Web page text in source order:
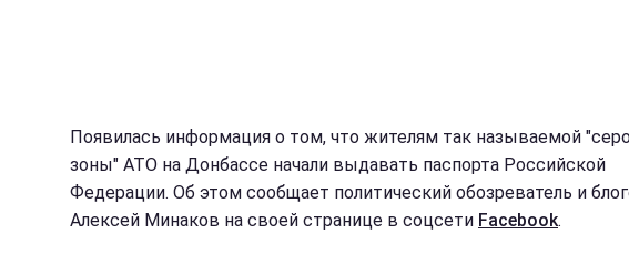
Появилась информация о том, что жителям так называемой
зоны" АТО на Донбассе начали выдавать паспорта Российской
Федерации. Об этом сообщает политический обозреватель и
Алексей Минаков на своей странице в соцсети Facebook.